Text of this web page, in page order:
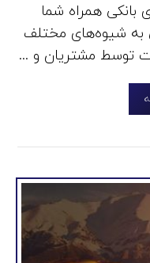
بانکی همراه شما
به شیوه‌های مختلف
توسط مشتریان و ...